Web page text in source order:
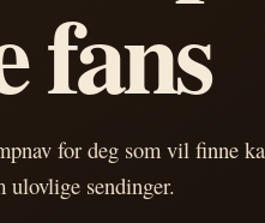
fans
for deg som vil finne
ulovlige sendinger.